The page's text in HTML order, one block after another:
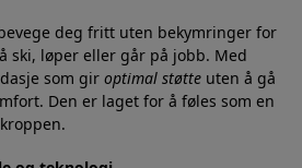
deg fritt uten bekymringer for
ski, løper eller går på jobb. Med
som gir optimal støtte uten å gå
Den er laget for å føles som en